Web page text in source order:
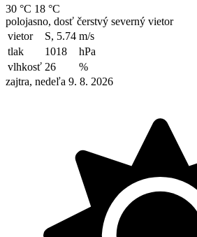
30 °C 18 °C
polojasno, dosť čerstvý severný vietor
vietor
S, 5.74 m/s
tlak
1018
hPa
vlhkosť 26
%
zajtra, nedeľa 9. 8. 2026